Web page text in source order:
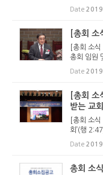
7시에 속
부 및 고
Date
[총회 소
[총회 소
총회 임원
섬긴 신수
의 경우
Date
[총회 소
받는 교
[총회 소
회’(행
파회(罷
17일(화)
Date
총회 소